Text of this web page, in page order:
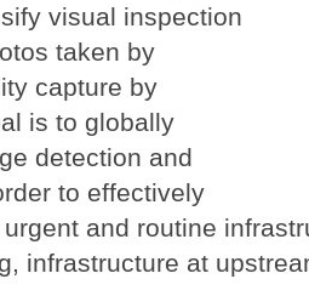
visual inspection
taken by
capture by
is to globally
detection and
to effectively
and routine
infrastructure at